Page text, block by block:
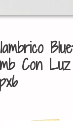
Con